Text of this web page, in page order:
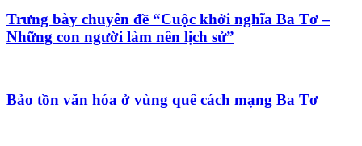
Trưng bày chuyên đề “Cuộc khởi nghĩa Ba Tơ –
Những con người làm nên lịch sử”
Bảo tồn văn hóa ở vùng quê cách mạng Ba Tơ